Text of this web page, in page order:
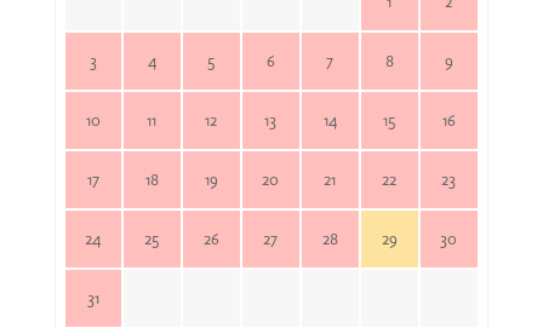
3 4 5 6 7 8 9
10 11 12 13 14 15 16
17 18 19 20 21 22 23
24 25 26 27 28 29 30
31